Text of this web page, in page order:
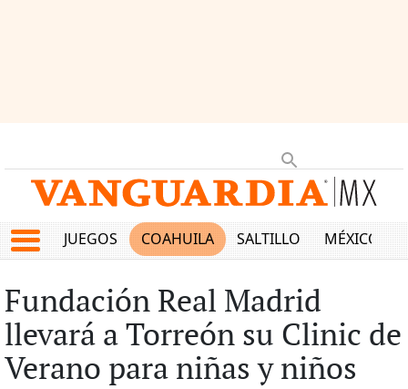
JUEGOS COAHUILA SALTILLO MÉXICO
Fundación Real Madrid
llevará a Torreón su Clinic de
Verano para niñas y niños